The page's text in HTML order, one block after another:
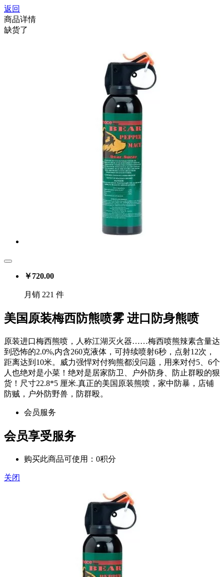
返回
商品详情
缺货了
￥720.00
月销 221 件
美国原装梅西防熊喷雾 进口防身熊喷
原装进口梅西熊喷，人称江湖灭火器……梅西喷熊辣素含量达
到恐怖的2.0%,内含260克液体，可持续喷射6秒，点射12次，
距离达到10米。威力强悍对付狗熊都没问题，用来对付5、6个
人也绝对是小菜！绝对是居家防卫、户外防身、防止群殴的狠
货！尺寸22.8*5 厘米.真正的美国原装熊喷，家中防暴，店铺
防贼，户外防野兽，防群殴。
会员服务
会员享受服务
购买此商品可使用：0积分
关闭